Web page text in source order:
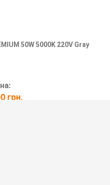
50W 5000K 220V Gray
грн.